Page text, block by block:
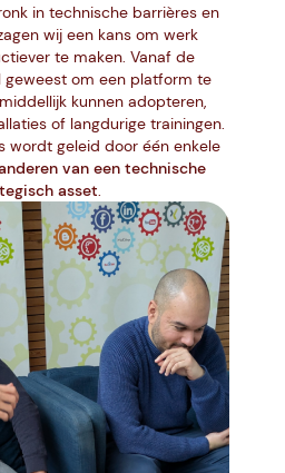
in technische barrières en
wij een kans om werk
te maken. Vanaf de
geweest om een platform te
kunnen adopteren,
of langdurige trainingen.
wordt geleid door één enkele
van een technische
asset